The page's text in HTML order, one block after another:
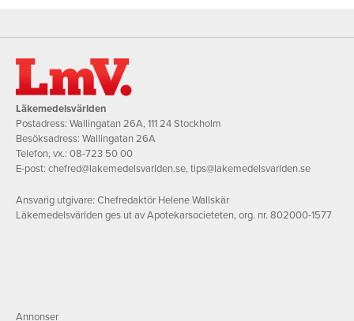
Läkemedelsvärlden
Postadress: Wallingatan 26A, 111 24 Stockholm
Besöksadress: Wallingatan 26A
Telefon, vx.: 08-723 50 00
E-post: chefred@lakemedelsvarlden.se,tips@lakemedelsvarlden.se
Ansvarig utgivare: Chefredaktör Helene Wallskär
Läkemedelsvärlden ges ut av Apotekarsocieteten, org. nr. 802000-1577
Annonser